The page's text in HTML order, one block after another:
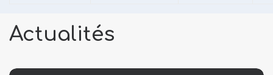
Actualités